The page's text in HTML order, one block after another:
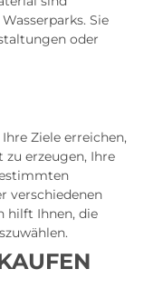
Sie
oder
Ziele erreichen,
erzeugen, Ihre
verschiedenen
hilft Ihnen, die